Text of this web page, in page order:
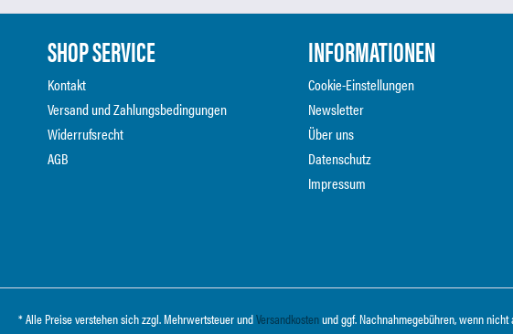
SHOP SERVICE
Kontakt
Versand und Zahlungsbedingungen
Widerrufsrecht
AGB
INFORMATIONEN
Cookie-Einstellungen
Newsletter
Über uns
Datenschutz
Impressum
* Alle Preise verstehen sich zzgl. Mehrwertsteuer undVersandkostenund ggf. Nachnahmegebühren, wenn nicht